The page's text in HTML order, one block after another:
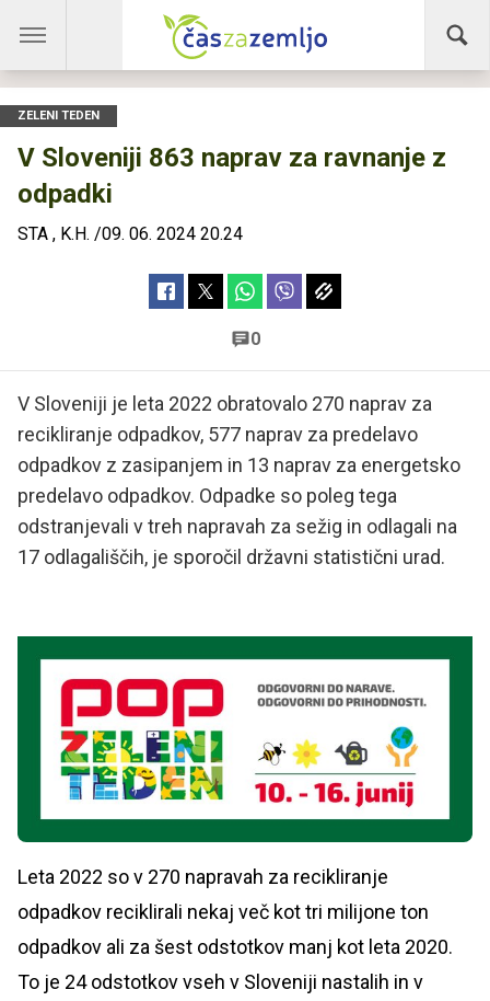
ZELENI TEDEN
V Sloveniji 863 naprav za ravnanje z
odpadki
STA , K.H. /09. 06. 2024 20.24
0
V Sloveniji je leta 2022 obratovalo 270 naprav za
recikliranje odpadkov, 577 naprav za predelavo
odpadkov z zasipanjem in 13 naprav za energetsko
predelavo odpadkov. Odpadke so poleg tega
odstranjevali v treh napravah za sežig in odlagali na
17 odlagališčih, je sporočil državni statistični urad.
Leta 2022 so v 270 napravah za recikliranje
odpadkov reciklirali nekaj več kot tri milijone ton
odpadkov ali za šest odstotkov manj kot leta 2020.
To je 24 odstotkov vseh v Sloveniji nastalih in v